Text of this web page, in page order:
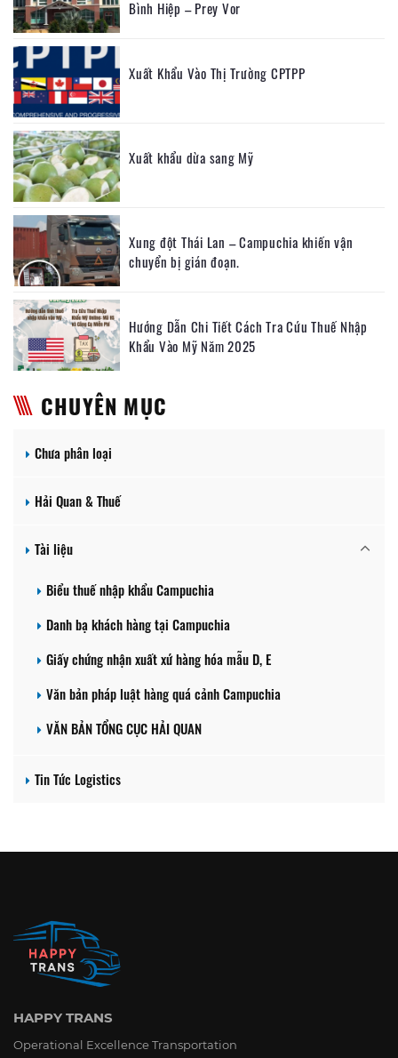
Bình Hiệp – Prey Vor
Xuất Khẩu Vào Thị Trường CPTPP
Xuất khẩu dừa sang Mỹ
Xung đột Thái Lan – Campuchia khiến vận
chuyển bị gián đoạn.
Hướng Dẫn Chi Tiết Cách Tra Cứu Thuế Nhập
Khẩu Vào Mỹ Năm 2025
CHUYÊN MỤC
Chưa phân loại
Hải Quan & Thuế
Tài liệu
Biểu thuế nhập khẩu Campuchia
Danh bạ khách hàng tại Campuchia
Giấy chứng nhận xuất xứ hàng hóa mẫu D, E
Văn bản pháp luật hàng quá cảnh Campuchia
VĂN BẢN TỔNG CỤC HẢI QUAN
Tin Tức Logistics
HAPPY TRANS
Operational Excellence Transportation